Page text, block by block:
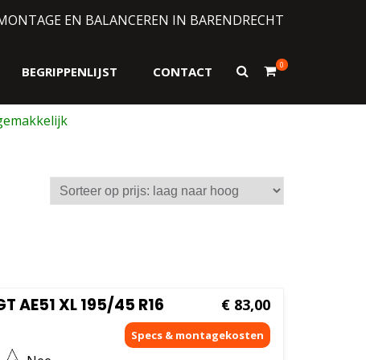
EN BALANCEREN IN BARENDRECHT
BEGRIPPENLIJST CONTACT
Toon
0
AE51 XL 195/45 R16
€ 83,00